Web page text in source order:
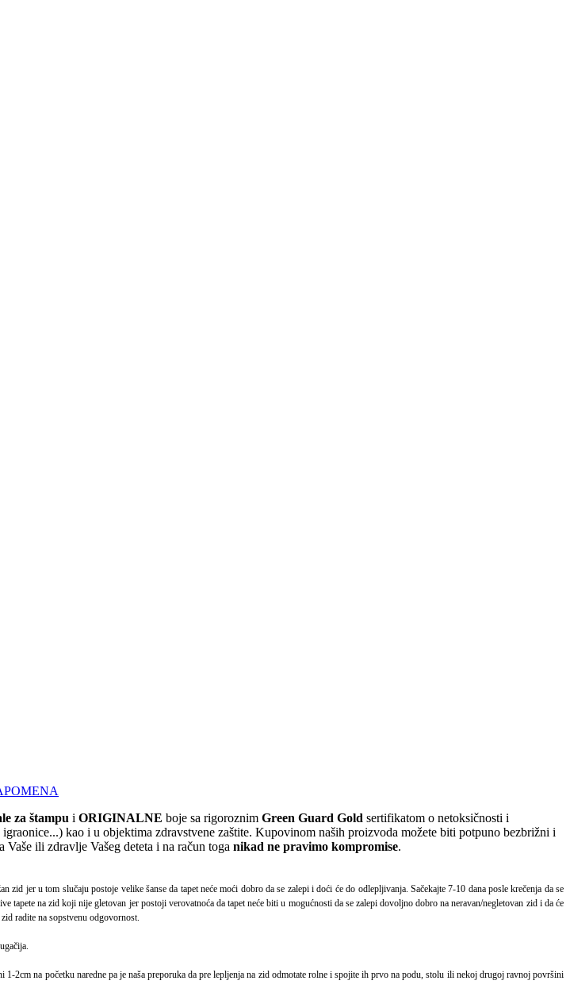
za štampu i ORIGINALNE boje sa rigoroznim Green Guard Gold sertifikatom o netoksičnosti i
kao i u objektima zdravstvene zaštite. Kupovinom naših proizvoda možete biti potpuno bezbrižni i
ili zdravlje Vašeg deteta i na račun toga nikad ne pravimo kompromise.
zid jer u tom slučaju postoje velike šanse da tapet neće moći dobro da se zalepi i doći će do odlepljivanja. Sačekajte 7-10 dana posle krečenja da se
tapete na zid koji nije gletovan jer postoji verovatnoća da tapet neće biti u mogućnosti da se zalepi dovoljno dobro na neravan/negletovan zid i da će
radite na sopstvenu odgovornost.
2cm na početku naredne pa je naša preporuka da pre lepljenja na zid odmotate rolne i spojite ih prvo na podu, stolu ili nekoj drugoj ravnoj površini